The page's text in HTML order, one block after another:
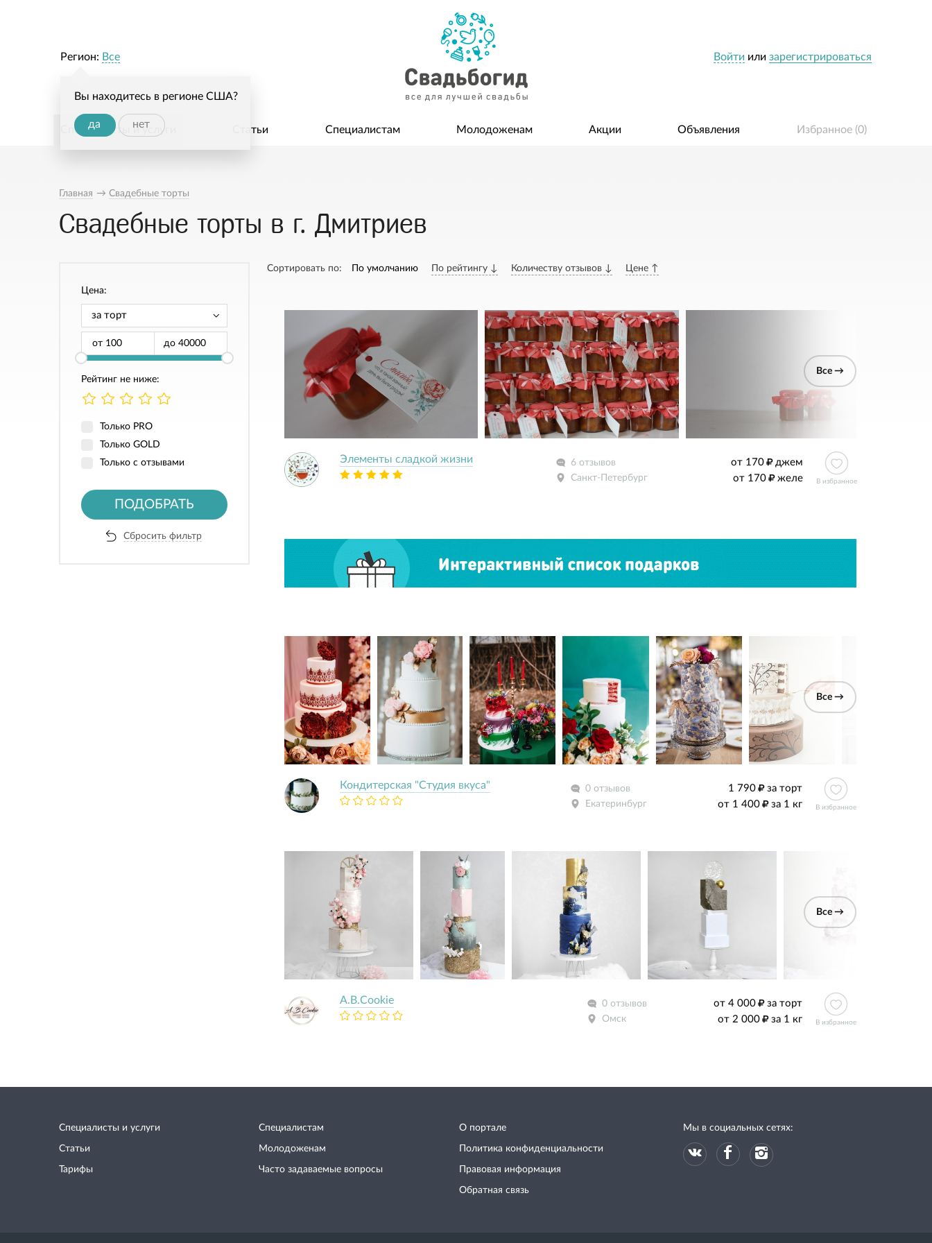
Войти или зарегистрироваться
Регион: Все
Вы находитесь в регионе США?
да нет
Специалисты и услуги Статьи Специалистам Молодоженам Акции Объявления Избранное (0)
Главная → Свадебные торты
Свадебные торты в г. Дмитриев
Цена:
от до
Рейтинг не ниже:
Только PRO
Только GOLD
Только с отзывами
ПОДОБРАТЬ
Сбросить фильтр
Сортировать по: По умолчанию По рейтингу ↓ Количеству отзывов ↓ Цене ↑
Все →
Элементы сладкой жизни
6 отзывов
Санкт-Петербург
от 170
джем
от 170
желе В избранное
Все →
Кондитерская "Студия вкуса"
0 отзывов
Екатеринбург
1 790
за торт
от 1 400
за 1 кг В избранное
Все →
A.B.Cookie
0 отзывов
Омск
от 4 000
за торт
от 2 000
за 1 кг В избранное
Специалисты и услуги
Статьи
Тарифы
Специалистам
Молодоженам
Часто задаваемые вопросы
О портале
Политика конфиденциальности
Правовая информация
Обратная связь
Мы в социальных сетях: